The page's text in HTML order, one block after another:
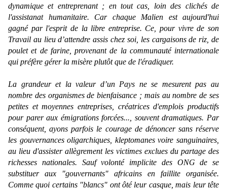
dynamique et entreprenant ; en tout cas, loin des clichés de
l'assistanat humanitaire. Car chaque Malien est aujourd'hui
gagné par l'esprit de la libre entreprise. Ce, pour vivre de son
Travail au lieu d’attendre assis chez soi, les cargaisons de riz, de
poulet et de farine, provenant de la communauté internationale
qui préfère gérer la misère plutôt que de l'éradiquer.
La grandeur et la valeur d’un Pays ne se mesurent pas au
nombre des organismes de bienfaisance ; mais au nombre de ses
petites et moyennes entreprises, créatrices d'emplois productifs
pour parer aux émigrations forcées..., souvent dramatiques. Par
conséquent, ayons parfois le courage de dénoncer sans réserve
les gouvernances oligarchiques, kleptomanes voire sanguinaires,
au lieu d'assister allègrement les victimes exclues du partage des
richesses nationales. Sauf volonté implicite des ONG de se
substituer aux "gouvernants" africains en faillite organisée.
Comme quoi certains "blancs" ont ôté leur casque, mais leur tête